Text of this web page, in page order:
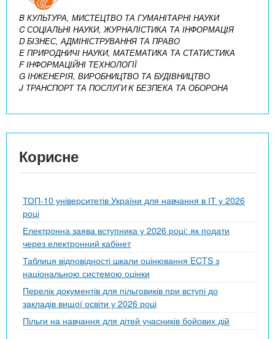
B КУЛЬТУРА, МИСТЕЦТВО ТА ГУМАНІТАРНІ НАУКИ
C СОЦІАЛЬНІ НАУКИ, ЖУРНАЛІСТИКА ТА ІНФОРМАЦІЯ
D БІЗНЕС, АДМІНІСТРУВАННЯ ТА ПРАВО
E ПРИРОДНИЧІ НАУКИ, МАТЕМАТИКА ТА СТАТИСТИКА
F ІНФОРМАЦІЙНІ ТЕХНОЛОГІЇ
G ІНЖЕНЕРІЯ, ВИРОБНИЦТВО ТА БУДІВНИЦТВО
J ТРАНСПОРТ ТА ПОСЛУГИK БЕЗПЕКА ТА ОБОРОНА
Корисне
ТОП-10 університетів України для навчання в ІТ у 2026
році
Електронна заява вступника у 2026 році: як подати
через електронний кабінет
Таблиця відповідності шкали оцінювання ECTS з
національною системою оцінки
Перелік документів для пільговиків при вступі до
закладів вищої освіти у 2026 році
Пільги на навчання для дітей учасників бойових дій